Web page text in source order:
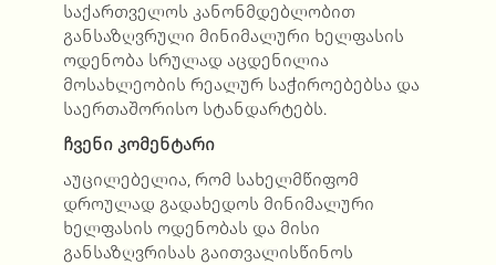
საქართველოს კანონმდებლობით
განსაზღვრული მინიმალური ხელფასის
ოდენობა სრულად აცდენილია
მოსახლეობის რეალურ საჭიროებებსა და
საერთაშორისო სტანდარტებს.
ჩვენი კომენტარი
აუცილებელია, რომ სახელმწიფომ
დროულად გადახედოს მინიმალური
ხელფასის ოდენობას და მისი
განსაზღვრისას გაითვალისწინოს